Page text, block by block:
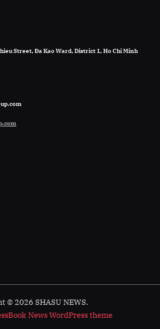
Street, Đa Kao Ward, District 1, Ho Chi Minh
© 2026 SHASU NEWS.
News WordPress theme